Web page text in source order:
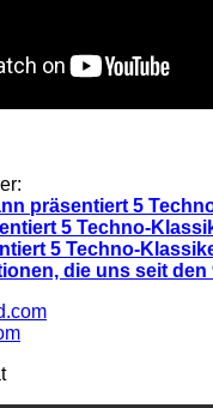
präsentiert 5
5 Techno-
5 Techno-
die uns seit den